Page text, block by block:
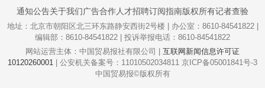
通知公告关于我们广告合作人才招聘订阅指南版权所有记者查验
地址：北京市朝阳区北三环东路静安西街2号楼 | 办公室：8610-84541822 |
编辑部：8610-84541822 | 投诉举报电话：8610-84541822
网站运营主体：中国贸易报社有限公司 | 互联网新闻信息许可证
10120260001 | 公安机关备案号：11010502034811 京ICP备05001841号-3
中国贸易报©版权所有